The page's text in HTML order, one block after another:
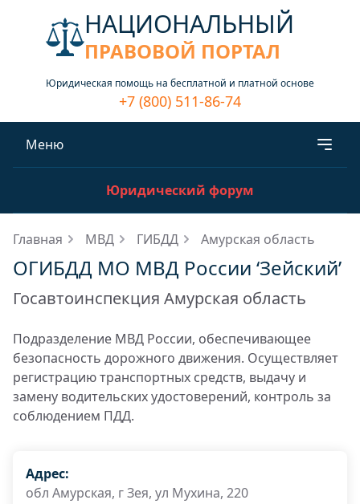
НАЦИОНАЛЬНЫЙ
ПРАВОВОЙ ПОРТАЛ
Юридическая помощь на бесплатной и платной основе
+7 (800) 511-86-74
Меню
Юридический форум
Главная МВД ГИБДД Амурская область
ОГИБДД МО МВД России ‘Зейский’
Госавтоинспекция Амурская область
Подразделение МВД России, обеспечивающее
безопасность дорожного движения. Осуществляет
регистрацию транспортных средств, выдачу и
замену водительских удостоверений, контроль за
соблюдением ПДД.
Адрес:
обл Амурская, г Зея, ул Мухина, 220